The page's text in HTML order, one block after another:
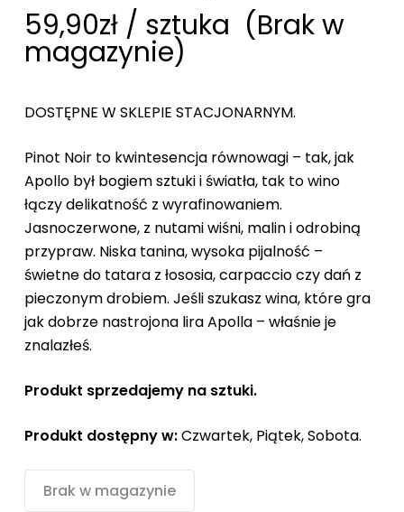
59,90zł / sztuka (Brak w
magazynie)
DOSTĘPNE W SKLEPIE STACJONARNYM.
Pinot Noir to kwintesencja równowagi – tak, jak
Apollo był bogiem sztuki i światła, tak to wino
łączy delikatność z wyrafinowaniem.
Jasnoczerwone, z nutami wiśni, malin i odrobiną
przypraw. Niska tanina, wysoka pijalność –
świetne do tatara z łososia, carpaccio czy dań z
pieczonym drobiem. Jeśli szukasz wina, które gra
jak dobrze nastrojona lira Apolla – właśnie je
znalazłeś.
Produkt sprzedajemy na sztuki.
Produkt dostępny w:Czwartek, Piątek, Sobota.
Brak w magazynie